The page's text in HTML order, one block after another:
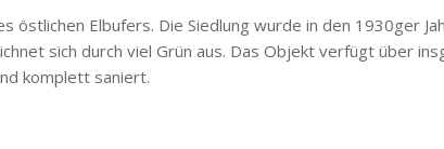
östlichen Elbufers. Die Siedlung wurde in den 1930ger
sich durch viel Grün aus. Das Objekt verfügt über
komplett saniert.